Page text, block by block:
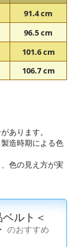
91.4 cm
96.5 cm
101.6 cm
106.7 cm
あります。
造時期による色
色の見え方が実
ルト＜
のおすすめ